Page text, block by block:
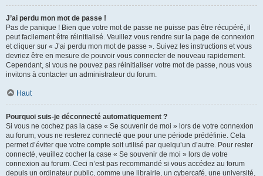
J’ai perdu mon mot de passe !
Pas de panique ! Bien que votre mot de passe ne puisse pas être récupéré, il
peut facilement être réinitialisé. Veuillez vous rendre sur la page de connexion
et cliquer sur « J’ai perdu mon mot de passe ». Suivez les instructions et vous
devriez être en mesure de pouvoir vous connecter de nouveau rapidement.
Cependant, si vous ne pouvez pas réinitialiser votre mot de passe, nous vous
invitons à contacter un administrateur du forum.
Haut
Pourquoi suis-je déconnecté automatiquement ?
Si vous ne cochez pas la case « Se souvenir de moi » lors de votre connexion
au forum, vous ne resterez connecté que pour une période prédéfinie. Cela
permet d’éviter que votre compte soit utilisé par quelqu’un d’autre. Pour rester
connecté, veuillez cocher la case « Se souvenir de moi » lors de votre
connexion au forum. Ceci n’est pas recommandé si vous accédez au forum
depuis un ordinateur public, comme une librairie, un cybercafé, une université,